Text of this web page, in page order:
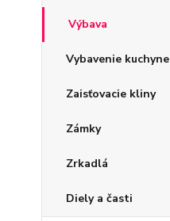
Výbava
Vybavenie kuchyne
Zaisťovacie kliny
Zámky
Zrkadlá
Diely a časti